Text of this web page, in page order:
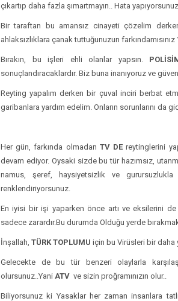
çıkartıp daha fazla şımartmayın.. Hata yapıyorsunuz.
Bir taraftan bu amansız cinayeti çözelim
ahlaksızlıklara çanak tuttuğunuzun farkındamısınız
Bırakın, bu işleri ehli olanlar yapsın.
sonuçlandıracaklardır. Biz buna inanıyoruz ve
Reyting yapalım derken bir çuval inciri berbat
garibanlara yardım edelim. Onların sorunlarını da
Her gün, farkında olmadan TV DE reytinglerini
devam ediyor. Oysaki sizde bu tür hazımsız,
namus, şeref, haysiyetsizlik ve
renklendiriyorsunuz.
En iyisi bir işi yaparken önce artı ve eksilerini de
sadece zarardır.Bu durumda Olduğu yerde
İnşallah, TÜRK TOPLUMU için bu Virüsleri bir daha
Gelecekte de bu tür benzeri olaylarla
olursunuz..Yani ATV ve sizin proğramınızın olur..
Biliyorsunuz ki Yasaklar her zaman insanlara